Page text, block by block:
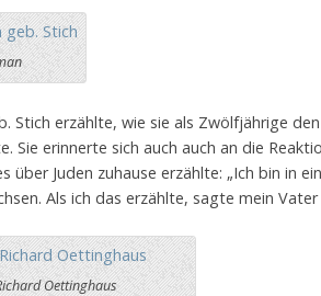
Stich erzählte, wie sie als Zwölfjährige
Sie erinnerte sich auch auch an die
über Juden zuhause erzählte: „Ich bin in
Als ich das erzählte, sagte mein
Oettinghaus